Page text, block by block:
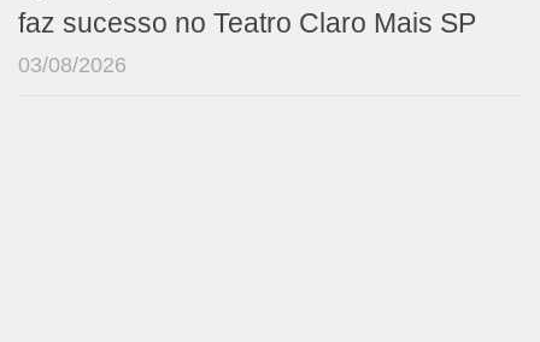
faz sucesso no Teatro Claro Mais SP
03/08/2026